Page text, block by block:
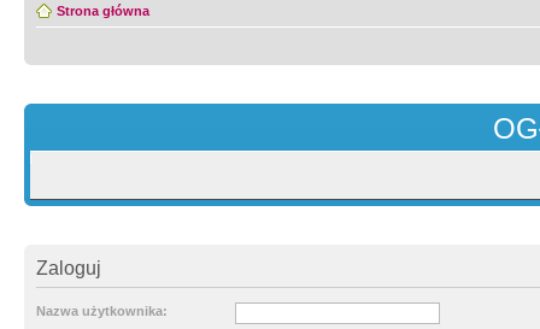
Strona główna
Zaloguj
Nazwa użytkownika: